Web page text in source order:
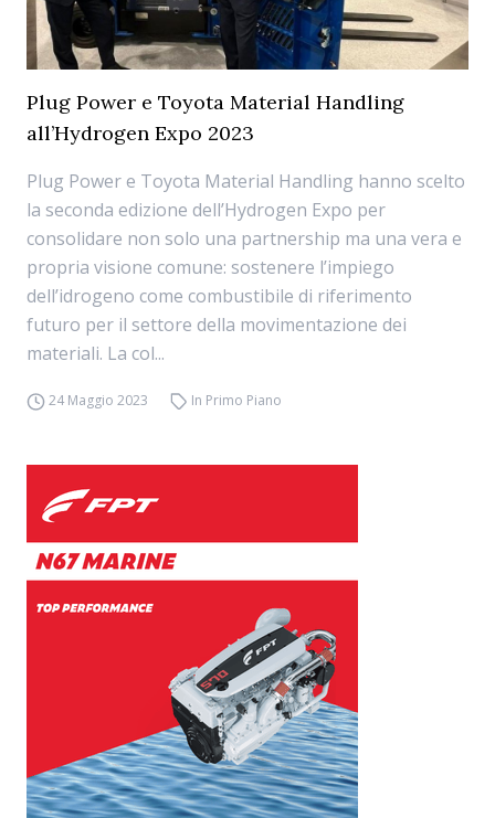
Plug Power e Toyota Material Handling
all’Hydrogen Expo 2023
Plug Power e Toyota Material Handling hanno scelto
la seconda edizione dell’Hydrogen Expo per
consolidare non solo una partnership ma una vera e
propria visione comune: sostenere l’impiego
dell’idrogeno come combustibile di riferimento
futuro per il settore della movimentazione dei
materiali. La col...
24 Maggio 2023 In Primo Piano